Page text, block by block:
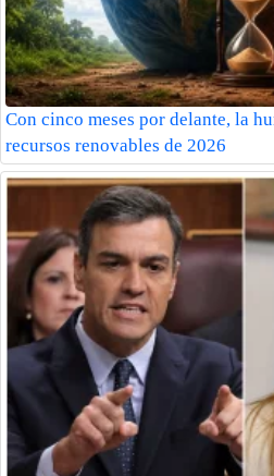
Con cinco meses por delante, la
recursos renovables de 2026